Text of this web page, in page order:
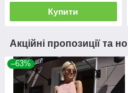
Купити
Акційні пропозиції та
–63%